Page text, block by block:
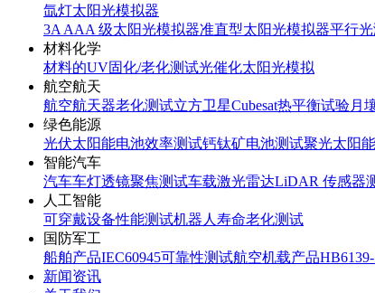
氙灯太阳光模拟器
3A AAA 级太阳光模拟器准直型太阳光模拟器平行
材料化学
材料的UV固化/老化测试光催化太阳光模拟
航空航天
航空航天器老化测试立方卫星Cubesat热平衡试验月
绿色能源
光伏太阳能电池效率测试钙钛矿电池测试聚光太阳
智能汽车
汽车车灯透镜聚焦测试车载激光雷达LiDAR 传感器
人工智能
可穿戴设备性能测试机器人寿命老化测试
国防军工
船舶产品IEC60945可靠性测试航空机载产品
新闻资讯